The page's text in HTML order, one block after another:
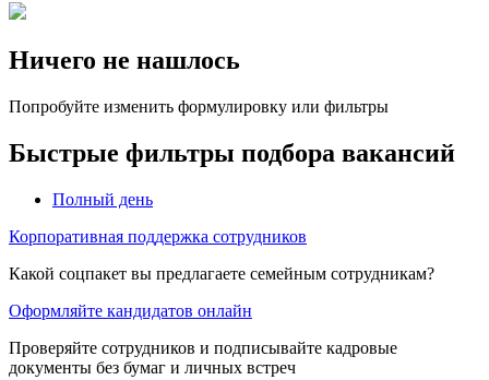
Ничего не нашлось
Попробуйте изменить формулировку или фильтры
Быстрые фильтры подбора вакансий
Полный день
Корпоративная поддержка сотрудников
Какой соцпакет вы предлагаете семейным сотрудникам?
Оформляйте кандидатов онлайн
Проверяйте сотрудников и подписывайте кадровые
документы без бумаг и личных встреч